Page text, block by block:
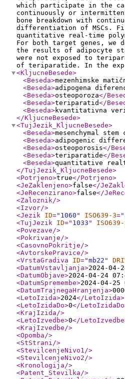
which participate in the
continuously or
bone breakdown with
differentiation of MSCs.
quantitative real-time
For both target genes, we
the results of adipocyte
were not exposed to
of teriparatide. In the
<KljucneBesede>
<Beseda>mezenhimske
<Beseda>adipogena
<Beseda>osteoporoza</
<Beseda>teriparatid</
<Beseda>kvantitativna
</KljucneBesede>
<TujJezik_KljucneBesede>
<Beseda>mesenchymal
<Beseda>adipogenic
<Beseda>osteoporosis</
<Beseda>teriparatide</
<Beseda>quantitative
</TujJezik_KljucneBesede>
<Potrjeno>true</Potrjeno>
<JeZaklenjeno>false</
<JeRecenzirano>false</
<Zaloznik/>
<Izvor/>
<Jezik ID=" 1060 " ISO639-3="
<TujJezik ID=" 1033 "
<Povezave/>
<Pokrivanje/>
<CasovnoPokritje/>
<AvtorskePravice/>
<VrstaGradiva
ID="mb22 "
<DatumVstavljanja>2024-04-
<DatumObjave>2024-04-24
<DatumSpremembe>2024-04-25
<DatumTrajnegaHranjenja>
<LetoIzida>2024</LetoIzida>
<LetoIzidaDo>0</LetoIzidaDo
<KrajIzida/>
<LetoIzvedbe>0</LetoIzvedbe
<KrajIzvedbe/>
<Opomba/>
<StStrani/>
<StevilcenjeNivo1/>
<StevilcenjeNivo2/>
<Kronologija/>
<Patent_Stevilka/>